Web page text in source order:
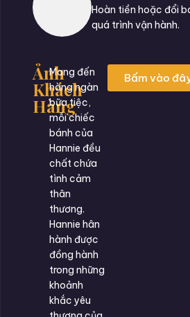
Hoàn tiền hoặc đổi
quá trình vận hành.
Ảnh
Khách
Hàng
Mang đến
hàng ngàn
bữa tiệc,
mỗi chiếc
bánh của
Hannie đều
chất chứa
tình cảm
thân
thương.
Hannie hân
hành được
đồng hành
trong những
khoảnh
khắc yêu
Bấm vào